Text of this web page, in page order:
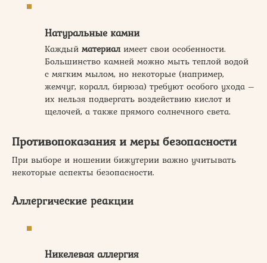
Натуральные камни
Каждый материалимеет свои особенности.
Большинство камней можно мыть теплой водой
с мягким мылом, но некоторые (например,
жемчуг, коралл, бирюза) требуют особого ухода –
их нельзя подвергать воздействию кислот и
щелочей, а также прямого солнечного света.
Противопоказания и меры безопасности
При выборе и ношении бижутерии важно учитывать
некоторые аспекты безопасности.
Аллергические реакции
Никелевая аллергия